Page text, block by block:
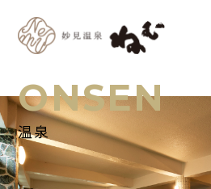
TOP
ONSEN
温泉